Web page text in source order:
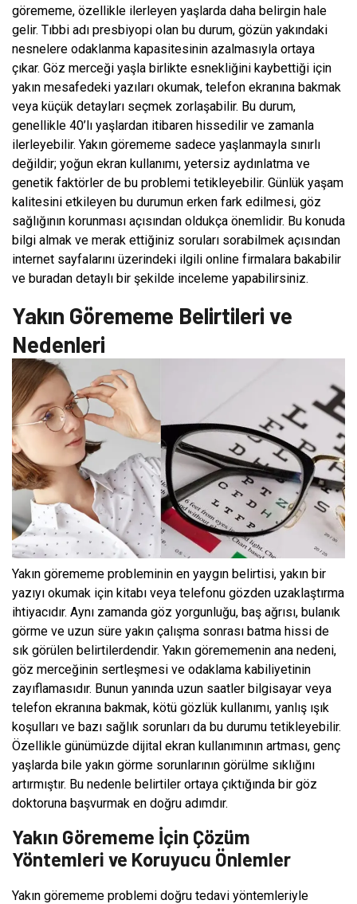
görememe, özellikle ilerleyen yaşlarda daha belirgin hale
gelir. Tıbbi adı presbiyopi olan bu durum, gözün yakındaki
nesnelere odaklanma kapasitesinin azalmasıyla ortaya
çıkar. Göz merceği yaşla birlikte esnekliğini kaybettiği için
yakın mesafedeki yazıları okumak, telefon ekranına bakmak
veya küçük detayları seçmek zorlaşabilir. Bu durum,
genellikle 40’lı yaşlardan itibaren hissedilir ve zamanla
ilerleyebilir. Yakın görememe sadece yaşlanmayla sınırlı
değildir; yoğun ekran kullanımı, yetersiz aydınlatma ve
genetik faktörler de bu problemi tetikleyebilir. Günlük yaşam
kalitesini etkileyen bu durumun erken fark edilmesi, göz
sağlığının korunması açısından oldukça önemlidir. Bu konuda
bilgi almak ve merak ettiğiniz soruları sorabilmek açısından
internet sayfalarını üzerindeki ilgili online firmalara bakabilir
ve buradan detaylı bir şekilde inceleme yapabilirsiniz.
Yakın Görememe Belirtileri ve
Nedenleri
Yakın görememe probleminin en yaygın belirtisi, yakın bir
yazıyı okumak için kitabı veya telefonu gözden uzaklaştırma
ihtiyacıdır. Aynı zamanda göz yorgunluğu, baş ağrısı, bulanık
görme ve uzun süre yakın çalışma sonrası batma hissi de
sık görülen belirtilerdendir. Yakın görememenin ana nedeni,
göz merceğinin sertleşmesi ve odaklama kabiliyetinin
zayıflamasıdır. Bunun yanında uzun saatler bilgisayar veya
telefon ekranına bakmak, kötü gözlük kullanımı, yanlış ışık
koşulları ve bazı sağlık sorunları da bu durumu tetikleyebilir.
Özellikle günümüzde dijital ekran kullanımının artması, genç
yaşlarda bile yakın görme sorunlarının görülme sıklığını
artırmıştır. Bu nedenle belirtiler ortaya çıktığında bir göz
doktoruna başvurmak en doğru adımdır.
Yakın Görememe İçin Çözüm
Yöntemleri ve Koruyucu Önlemler
Yakın görememe problemi doğru tedavi yöntemleriyle